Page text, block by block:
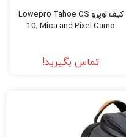
کیف لوپرو Lowepro Tahoe CS
10, Mica and Pixel Camo
تماس بگیرید!